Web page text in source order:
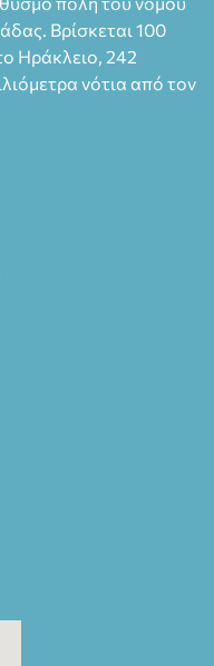
39 Ιεράπετρα)
Ιεράπετρας
ΚΝΩΣΟΣ
Βρίσκεται 100
Ηράκλειο, 242
νότια από τον